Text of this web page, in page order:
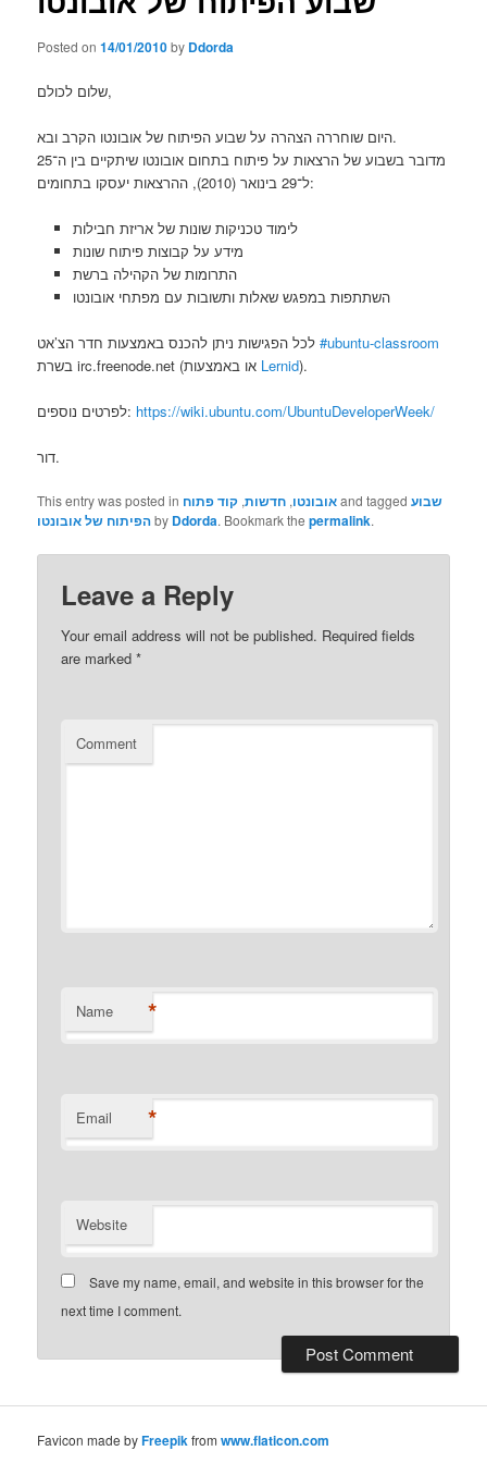
Posted on14/01/2010by Ddorda
שלום לכולם,
היום שוחררה הצהרה על שבוע הפיתוח של אובונטו הקרב ובא.
מדובר בשבוע של הרצאות על פיתוח בתחום אובונטו שיתקיים בין ה־25
ל־29 בינואר (2010), ההרצאות יעסקו בתחומים:
לימוד טכניקות שונות של אריזת חבילות
מידע על קבוצות פיתוח שונות
התרומות של הקהילה ברשת
השתתפות במפגש שאלות ותשובות עם מפתחי אובונטו
לכל הפגישות ניתן להכנס באמצעות חדר הצ’אט#ubuntu-classroom
Lernid).
לפרטים נוספים: https://wiki.ubuntu.com/UbuntuDeveloperWeek/
דור.
This entry was posted in אובונטו, חדשות, קוד פתוח and taggedשבוע
הפיתוח של אובונטוby Ddorda. Bookmark thepermalink.
Leave a Reply
Your email address will not be published. Required fields
are marked*
Comment
Name *
Email *
Website
Save my name, email, and website in this browser for the
next time I comment.
Favicon made byFreepikfromwww.flaticon.com